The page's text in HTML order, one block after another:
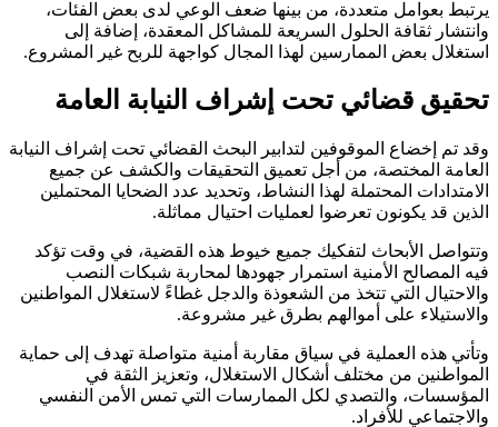
يرتبط بعوامل متعددة، من بينها ضعف الوعي لدى بعض الفئات،
وانتشار ثقافة الحلول السريعة للمشاكل المعقدة، إضافة إلى
استغلال بعض الممارسين لهذا المجال كواجهة للربح غير المشروع.
تحقيق قضائي تحت إشراف النيابة العامة
وقد تم إخضاع الموقوفين لتدابير البحث القضائي تحت إشراف النيابة
العامة المختصة، من أجل تعميق التحقيقات والكشف عن جميع
الامتدادات المحتملة لهذا النشاط، وتحديد عدد الضحايا المحتملين
الذين قد يكونون تعرضوا لعمليات احتيال مماثلة.
وتتواصل الأبحاث لتفكيك جميع خيوط هذه القضية، في وقت تؤكد
فيه المصالح الأمنية استمرار جهودها لمحاربة شبكات النصب
والاحتيال التي تتخذ من الشعوذة والدجل غطاءً لاستغلال المواطنين
والاستيلاء على أموالهم بطرق غير مشروعة.
وتأتي هذه العملية في سياق مقاربة أمنية متواصلة تهدف إلى حماية
المواطنين من مختلف أشكال الاستغلال، وتعزيز الثقة في
المؤسسات، والتصدي لكل الممارسات التي تمس الأمن النفسي
والاجتماعي للأفراد.